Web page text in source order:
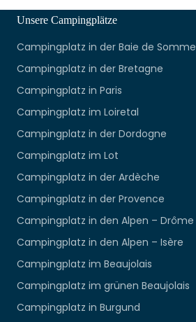
Unsere Campingplätze
Campingplatz in der Baie de Somme
Campingplatz in der Bretagne
Campingplatz in Paris
Campingplatz im Loiretal
Campingplatz in der Dordogne
Campingplatz im Lot
Campingplatz in der Ardèche
Campingplatz in der Provence
Campingplatz in den Alpen – Drôme
Campingplatz in den Alpen – Isère
Campingplatz im Beaujolais
Campingplatz im grünen Beaujolais
Campingplatz in Burgund